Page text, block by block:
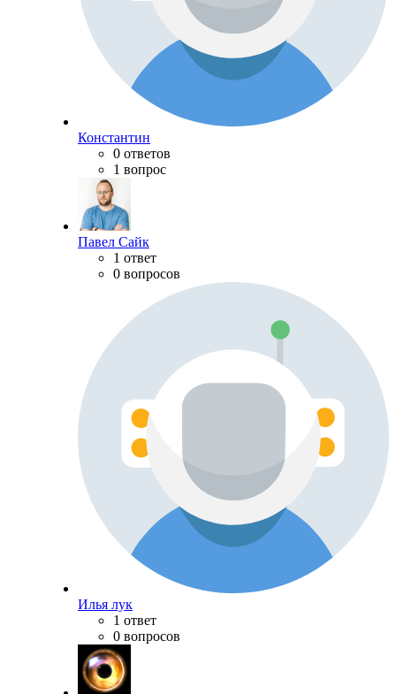
Константин
0 ответов
1 вопрос
Павел Сайк
1 ответ
0 вопросов
Илья лук
1 ответ
0 вопросов